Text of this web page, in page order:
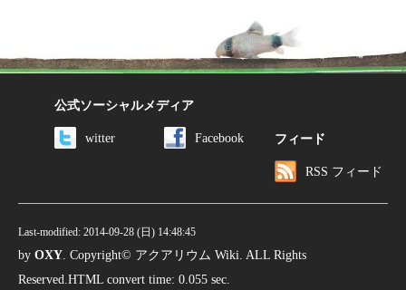
公式ソーシャルメディア
witter Facebook フィード
RSS フィード
Last-modified: 2014-09-28 (日) 14:48:45
by OXY . Copyright© アクアリウム Wiki. ALL Rights
Reserved.HTML convert time: 0.055 sec.